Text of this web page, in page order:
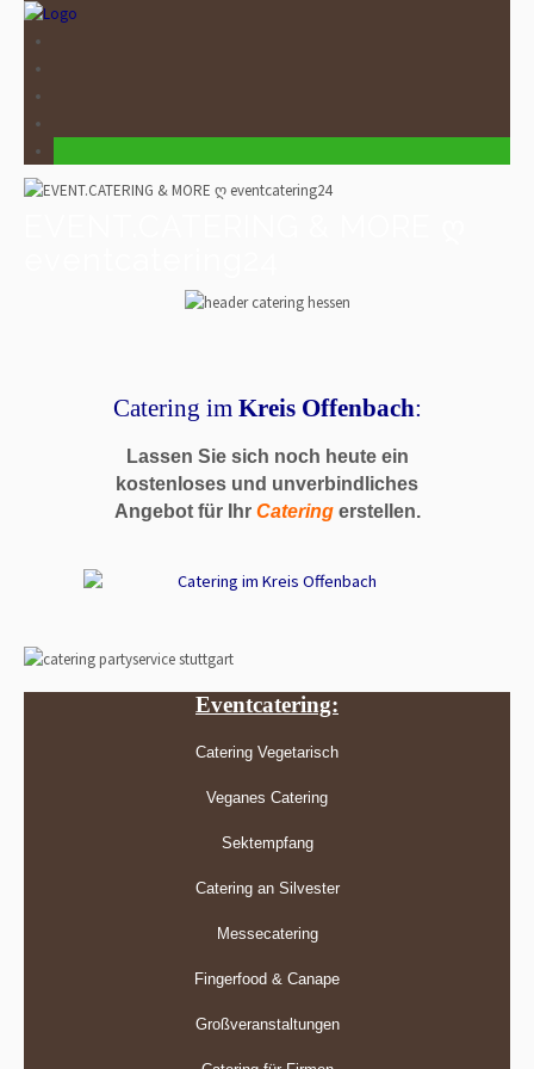
Catering im Kreis Offenbach:
Lassen Sie sich noch heute ein
kostenloses und unverbindliches
Angebot für Ihr Cateringerstellen.
Eventcatering:
Catering Vegetarisch
Veganes Catering
Sektempfang
Catering an Silvester
Messecatering
Fingerfood & Canape
Großveranstaltungen